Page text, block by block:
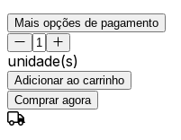
Mais opções de pagamento
unidade(s)
Adicionar ao carrinho
Comprar agora